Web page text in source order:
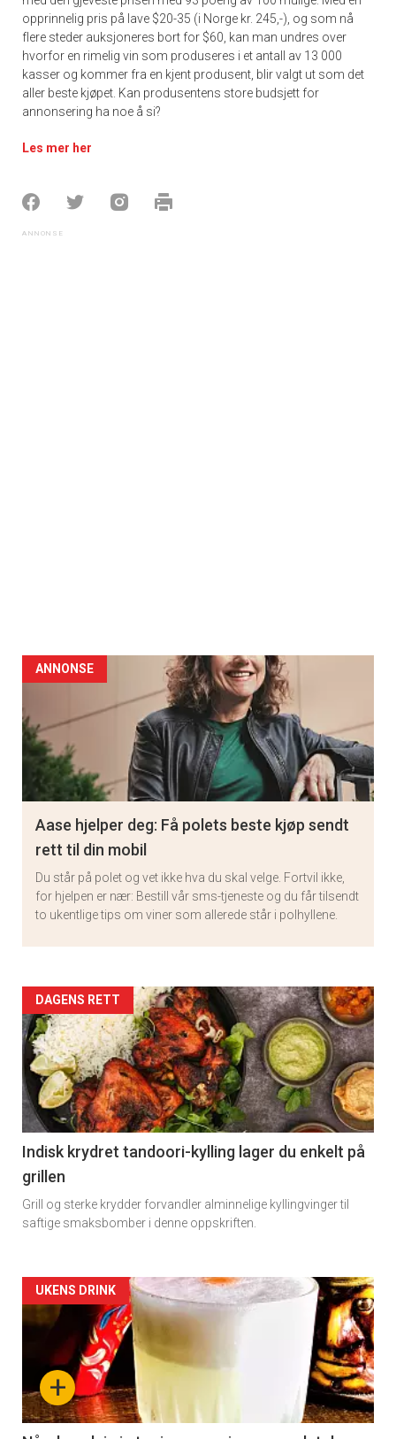
opprinnelig pris på lave $20-35 (i Norge kr. 245,-), og som nå
flere steder auksjoneres bort for $60, kan man undres over
hvorfor en rimelig vin som produseres i et antall av 13 000
kasser og kommer fra en kjent produsent, blir valgt ut som det
aller beste kjøpet. Kan produsentens store budsjett for
annonsering ha noe å si?
Les mer her
ANNONSE
Aase hjelper deg: Få polets beste kjøp sendt
rett til din mobil
Du står på polet og vet ikke hva du skal velge. Fortvil ikke,
for hjelpen er nær: Bestill vår sms-tjeneste og du får tilsendt
to ukentlige tips om viner som allerede står i polhyllene.
Artikler
detail
-
section
11
DAGENS RETT
Indisk krydret tandoori-kylling lager du enkelt på
grillen
Grill og sterke krydder forvandler alminnelige kyllingvinger til
saftige smaksbomber i denne oppskriften.
Artikler
detail
section
+
UKENS DRINK